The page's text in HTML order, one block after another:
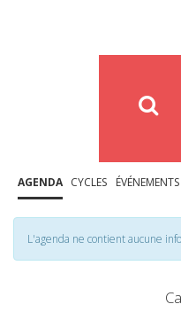
AGENDA CYCLES ÉVÉNEMENTS
L'agenda ne contient aucune